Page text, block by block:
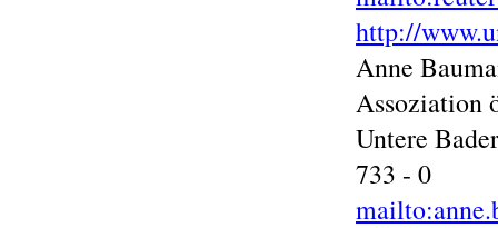
http://
Anne
Assoziation
Untere
733 - 0